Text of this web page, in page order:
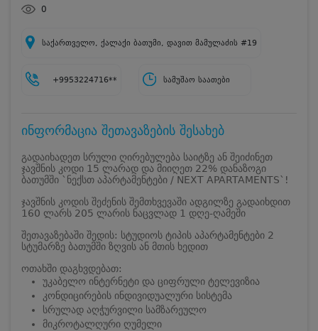
0
საქართველო, ქალაქი ბათუმი, დავით მამულაძის #19
+9953224716** სამუშაო საათები
ინფორმაცია შეთავაზების შესახებ
გადაიხადეთ სრული ღირებულება საიტზე ან შეიძინეთ
ჯავშნის კოდი 15 ლარად და მიიღეთ 22% დანაზოგი
ბათუმში `ნექსთ აპარტამენტები / NEXT APARTAMENTS`!
ჯავშნის კოდის შეძენის შემთხვევაში ადგილზე გადაიხდით
160 ლარს 205 ლარის ნაცვლად 1 დღე-ღამეში
შეთავაზებაში შედის: სტუდიოს ტიპის აპარტამენტები 2
სტუმარზე ბათუმში ზღვის ან მთის ხედით
ოთახში დაგხვდებათ:
უკაბელო ინტერნეტი და ციფრული ტელევიზია
კონდიცირების ინდივიდუალური სისტემა
სრულად აღჭურვილი სამზარეულო
მიკროტალღური ღუმელი